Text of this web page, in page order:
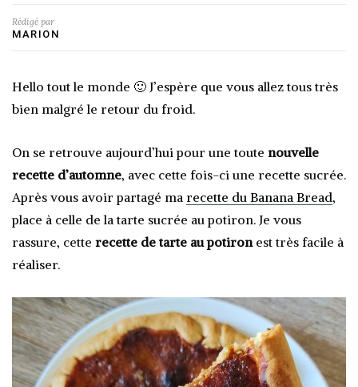
Rédigé par
MARION
Hello tout le monde 🙂 J’espère que vous allez tous très
bien malgré le retour du froid.
On se retrouve aujourd’hui pour une toute nouvelle
recette d’automne, avec cette fois-ci une recette sucrée.
Après vous avoir partagé ma recette du Banana Bread,
place à celle de la tarte sucrée au potiron. Je vous
rassure, cette recette de tarte au potironest très facile à
réaliser.